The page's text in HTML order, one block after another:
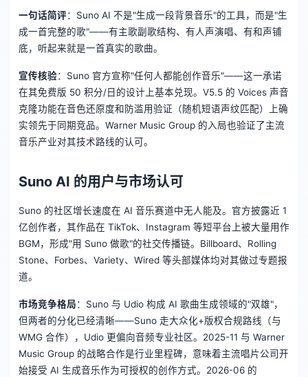
一句话简评：Suno AI 不是"生成一段背景音乐"的工具，而是"生
成一首完整的歌"——有主歌副歌结构、有人声演唱、有和声铺
底，听起来就是一首真实的歌曲。
宣传核验：Suno 官方宣称"任何人都能创作音乐"——这一承诺
在其免费版 50 积分/日的设计上基本兑现。V5.5 的 Voices 声音
克隆功能在音色还原度和防滥用验证（随机短语声纹匹配）上确
实领先于同期竞品。Warner Music Group 的入局也验证了主流
音乐产业对其技术路线的认可。
Suno AI 的用户与市场认可
Suno 的社区增长速度在 AI 音乐赛道中无人能及。官方披露近 1
亿创作者，其作品在 TikTok、Instagram 等短平台上被大量用作
BGM，形成"用 Suno 做歌"的社交传播链。Billboard、Rolling
Stone、Forbes、Variety、Wired 等头部媒体均对其做过专题报
道。
市场竞争格局：Suno 与 Udio 构成 AI 歌曲生成领域的"双雄"，
但两者的分化已经清晰——Suno 走大众化+版权合规路线（与
WMG 合作），Udio 更偏向音频专业社区。2025-11 与 Warner
Music Group 的战略合作是行业里程碑，意味着主流唱片公司开
始接受 AI 生成音乐作为可授权的创作方式。2026-06 的